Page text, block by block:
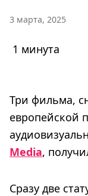
3 марта, 2025
1 минута
Три фильма,
европейской
Media,
Сразу две